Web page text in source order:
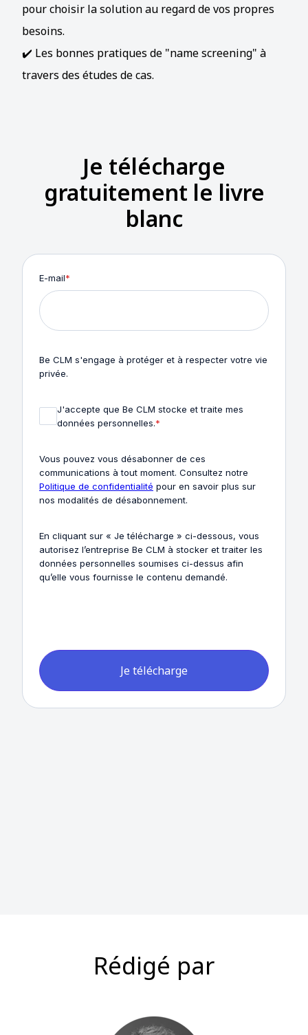
pour choisir la solution au regard de vos propres
besoins.
✔️ Les bonnes pratiques de "name screening" à
travers des études de cas.
Je télécharge
gratuitement le livre
blanc
E-mail*
Be CLM s'engage à protéger et à respecter votre vie
privée.
J'accepte que Be CLM stocke et traite mes
données personnelles.*
Vous pouvez vous désabonner de ces
communications à tout moment. Consultez notre
Politique de confidentialité pour en savoir plus sur
nos modalités de désabonnement.
En cliquant sur « Je télécharge » ci-dessous, vous
autorisez l’entreprise Be CLM à stocker et traiter les
données personnelles soumises ci-dessus afin
qu’elle vous fournisse le contenu demandé.
Je télécharge
Rédigé par